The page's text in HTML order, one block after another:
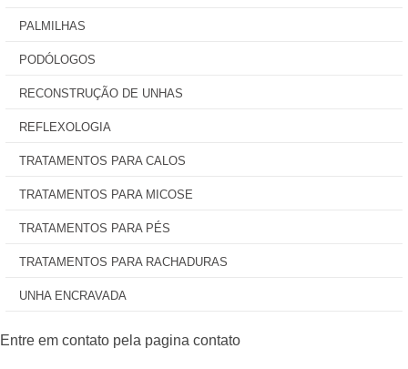
PALMILHAS
PODÓLOGOS
RECONSTRUÇÃO DE UNHAS
REFLEXOLOGIA
TRATAMENTOS PARA CALOS
TRATAMENTOS PARA MICOSE
TRATAMENTOS PARA PÉS
TRATAMENTOS PARA RACHADURAS
UNHA ENCRAVADA